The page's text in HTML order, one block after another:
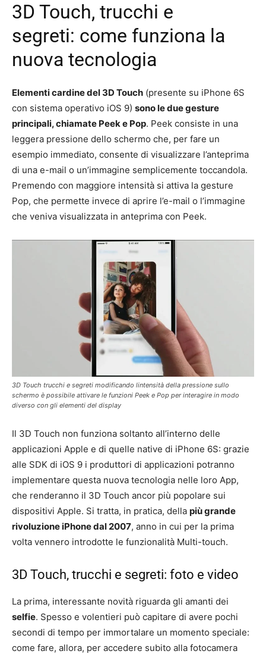
3D Touch, trucchi e
segreti: come funziona la
nuova tecnologia
Elementi cardine del 3D Touch (presente su iPhone 6S
con sistema operativo iOS 9) sono le due gesture
principali, chiamate Peek e Pop. Peek consiste in una
leggera pressione dello schermo che, per fare un
esempio immediato, consente di visualizzare l’anteprima
di una e-mail o un’immagine semplicemente toccandola.
Premendo con maggiore intensità si attiva la gesture
Pop, che permette invece di aprire l’e-mail o l’immagine
che veniva visualizzata in anteprima con Peek.
3D Touch trucchi e segreti modificando lintensità della pressione sullo
schermo è possibile attivare le funzioni Peek e Pop per interagire in modo
diverso con gli elementi del display
Il 3D Touch non funziona soltanto all’interno delle
applicazioni Apple e di quelle native di iPhone 6S: grazie
alle SDK di iOS 9 i produttori di applicazioni potranno
implementare questa nuova tecnologia nelle loro App,
che renderanno il 3D Touch ancor più popolare sui
dispositivi Apple. Si tratta, in pratica, della più grande
rivoluzione iPhone dal 2007, anno in cui per la prima
volta vennero introdotte le funzionalità Multi-touch.
3D Touch, trucchi e segreti: foto e video
La prima, interessante novità riguarda gli amanti dei
selfie. Spesso e volentieri può capitare di avere pochi
secondi di tempo per immortalare un momento speciale:
come fare, allora, per accedere subito alla fotocamera